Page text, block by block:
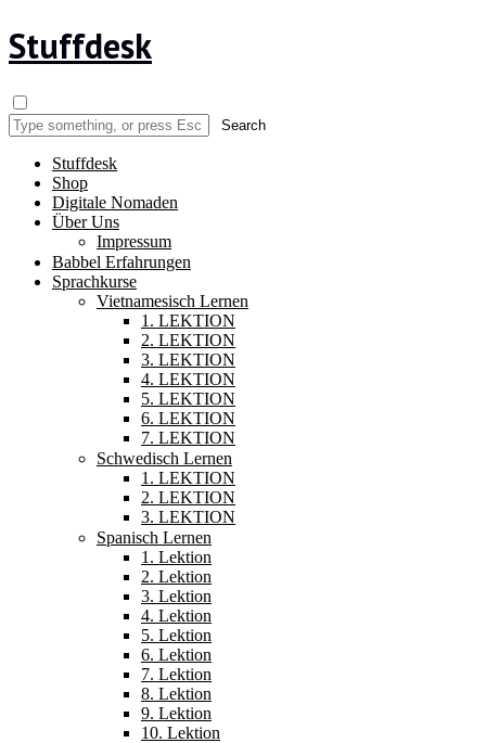
Stuffdesk
Stuffdesk
Shop
Digitale Nomaden
Über Uns
Impressum
Babbel Erfahrungen
Sprachkurse
Vietnamesisch Lernen
1. LEKTION
2. LEKTION
3. LEKTION
4. LEKTION
5. LEKTION
6. LEKTION
7. LEKTION
Schwedisch Lernen
1. LEKTION
2. LEKTION
3. LEKTION
Spanisch Lernen
1. Lektion
2. Lektion
3. Lektion
4. Lektion
5. Lektion
6. Lektion
7. Lektion
8. Lektion
9. Lektion
10. Lektion